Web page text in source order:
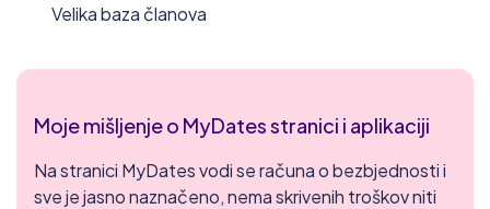
Velika baza članova
Moje mišljenje o MyDates stranici i aplikaciji
Na stranici MyDates vodi se računa o bezbjednosti i
sve je jasno naznačeno, nema skrivenih troškov niti